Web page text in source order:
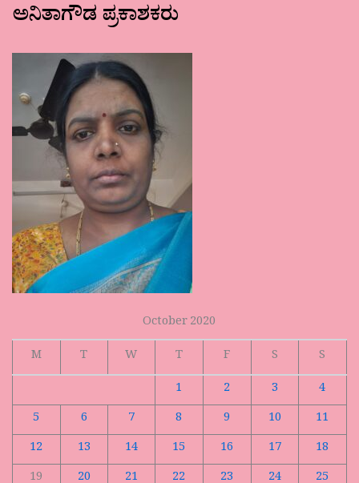
ಅನಿತಾಗೌಡ ಪ್ರಕಾಶಕರು
October 2020
M
T W T F S
S
1
2 3
4
5
6 7 8 9 10
11
12
13 14 15 16 17
18
19
20 21 22 23 24
25